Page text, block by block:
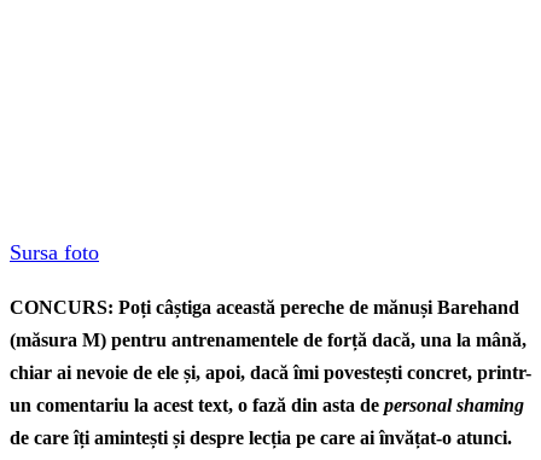
Sursa foto
CONCURS: Poți câștiga această pereche de mănuși Barehand
(măsura M) pentru antrenamentele de forță dacă, una la mână,
chiar ai nevoie de ele și, apoi, dacă îmi povestești concret, printr-
un comentariu la acest text, o fază din asta de personal shaming
de care îți amintești și despre lecția pe care ai învățat-o atunci.